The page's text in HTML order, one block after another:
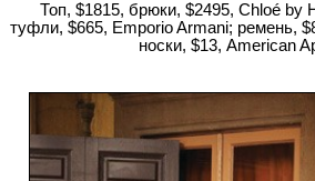
Топ, $1815, брюки, $2495, Chloé by
туфли, $665, Emporio Armani; ремень,
носки, $13, American